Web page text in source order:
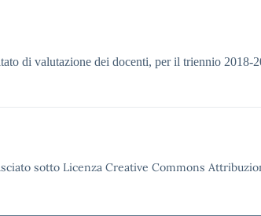
di valutazione dei docenti, per il triennio 2018-
sotto Licenza Creative Commons